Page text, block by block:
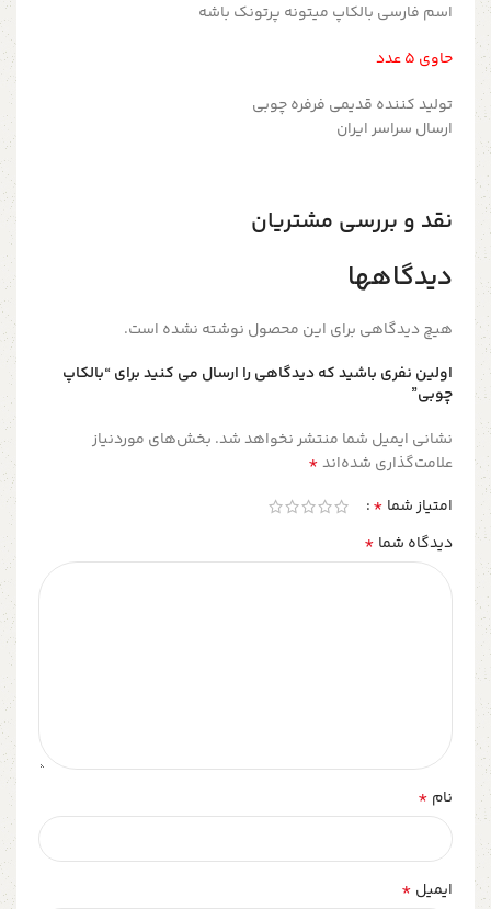
اسم فارسی بالکاپ میتونه پرتونک باشه
حاوی ۵ عدد
تولید کننده قدیمی فرفره چوبی
ارسال سراسر ایران
نقد و بررسی مشتریان
دیدگاهها
هیچ دیدگاهی برای این محصول نوشته نشده است.
اولین نفری باشید که دیدگاهی را ارسال می کنید برای “بالکاپ
چوبی”
نشانی ایمیل شما منتشر نخواهد شد. بخش‌های موردنیاز
علامت‌گذاری شده‌اند*
امتیاز شما *
دیدگاه شما *
نام *
ایمیل *